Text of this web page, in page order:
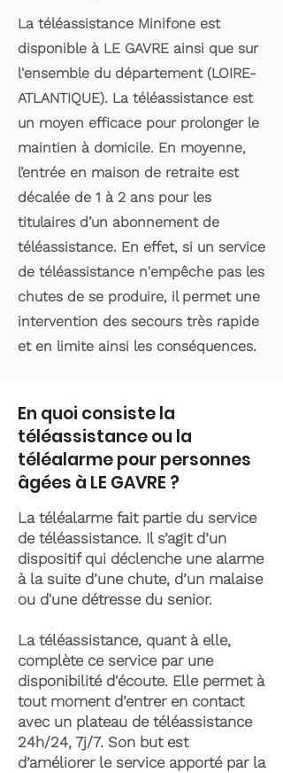
La téléassistance Minifone est
disponible à LE GAVRE ainsi que sur
l'ensemble du département (LOIRE-
ATLANTIQUE). La téléassistance est
un moyen efficace pour prolonger le
maintien à domicile. En moyenne,
l’entrée en maison de retraite est
décalée de 1 à 2 ans pour les
titulaires d’un abonnement de
téléassistance. En effet, si un service
de téléassistance n'empêche pas les
chutes de se produire, il permet une
intervention des secours très rapide
et en limite ainsi les conséquences.
En quoi consiste la
téléassistance ou la
téléalarme pour personnes
âgées à LE GAVRE ?
La téléalarme fait partie du service
de téléassistance. Il s’agit d’un
dispositif qui déclenche une alarme
à la suite d’une chute, d’un malaise
ou d'une détresse du senior.
La téléassistance, quant à elle,
complète ce service par une
disponibilité d'écoute. Elle permet à
tout moment d’entrer en contact
avec un plateau de téléassistance
24h/24, 7j/7. Son but est
d’améliorer le service apporté par la